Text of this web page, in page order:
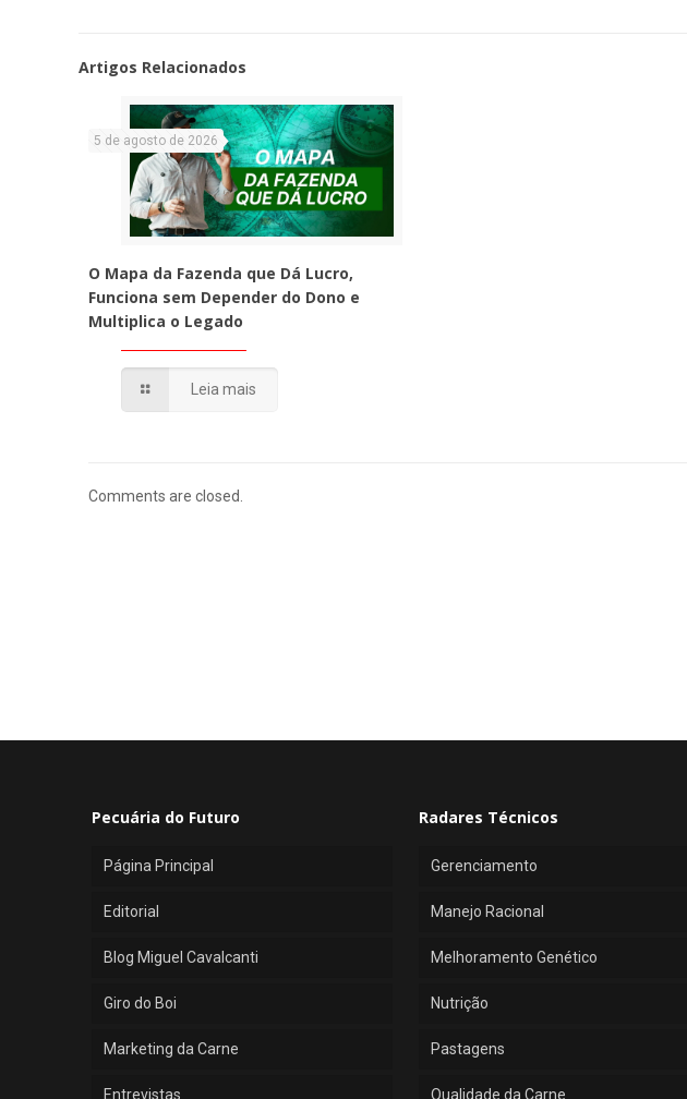
Artigos Relacionados
5 de agosto de 2026
O Mapa da Fazenda que Dá Lucro,
Funciona sem Depender do Dono e
Multiplica o Legado
Leia mais
Comments are closed.
Pecuária do Futuro
Página Principal
Editorial
Blog Miguel Cavalcanti
Giro do Boi
Marketing da Carne
Entrevistas
Radares Técnicos
Gerenciamento
Manejo Racional
Melhoramento Genético
Nutrição
Pastagens
Qualidade da Carne